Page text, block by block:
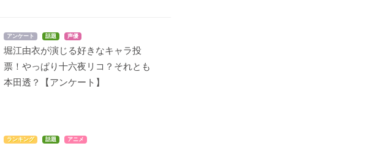
Cutie Honey Universe
秋夏子
アンケート 話題 声優
堀江由衣が演じる好きなキャラ投
票！やっぱり十六夜リコ？それとも
本田透？【アンケート】
ランキング 話題 アニメ